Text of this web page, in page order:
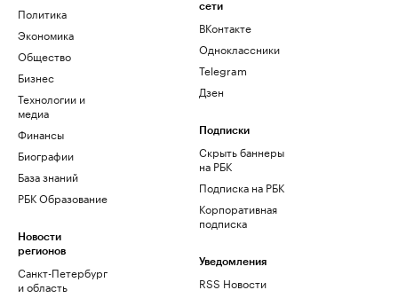
Политика
Экономика
Общество
Бизнес
Технологии и
медиа
Финансы
Биографии
База знаний
РБК Образование
Новости
регионов
Санкт-Петербург
и область
сети
ВКонтакте
Одноклассники
Telegram
Дзен
Подписки
Скрыть баннеры
на РБК
Подписка на РБК
Корпоративная
подписка
Уведомления
RSS Новости